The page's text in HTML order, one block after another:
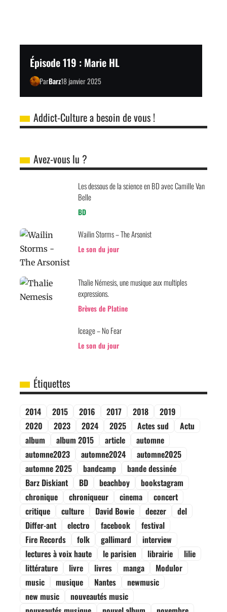
Épisode 119 : Marie HL
ParBarz18 janvier 2025
Addict-Culture a besoin de vous !
Avez-vous lu ?
Les dessous de la science en BD avec Camille Van
Belle
BD
Wailin Storms – The Arsonist
Le son du jour
Thalie Némesis, une musique aux multiples
expressions.
Brèves de Platine
Iceage – No Fear
Le son du jour
Étiquettes
2014 2015 2016 2017 2018
2019
2020
2023 2024 2025 Actes sud
Actu
album
album 2015 article
automne
automne2023
automne2024
automne2025
automne 2025
bandcamp
bande dessinée
Barz Diskiant
BD beachboy
bookstagram
chronique
chroniqueur cinema
concert
critique
culture David Bowie deezer
del
Differ-ant
electro facebook
festival
Fire Records
folk gallimard
interview
lectures à voix haute
le parisien librairie
lilie
littérature
livre livres manga
Modulor
music
musique Nantes
newmusic
new music
nouveautés music